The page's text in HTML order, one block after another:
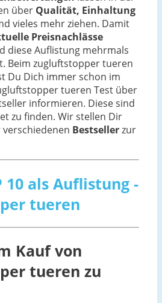
über Qualität, Einhaltung
vieles mehr ziehen. Damit
Preisnachlässe
diese Auflistung mehrmals
Beim zugluftstopper tueren
Du Dich immer schon im
tueren Test über
informieren. Diese sind
zu finden. Wir stellen Dir
Bestsellerzur
10 als Auflistung -
tueren
Kauf von
tueren zu